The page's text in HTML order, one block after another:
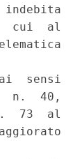
cui  al
sensi
n.  40,
73  al